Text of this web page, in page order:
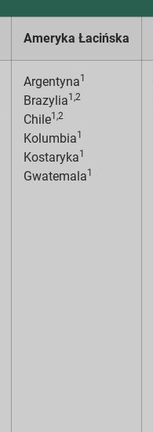
Ameryka Łacińska
Argentyna1
Brazylia1,2
Chile1,2
Kolumbia1
Kostaryka1
Gwatemala1